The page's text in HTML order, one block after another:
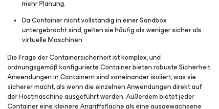
mehr Planung.
Da Container nicht vollständig in einer Sandbox
untergebracht sind, gelten sie häufig als weniger sicher als
virtuelle Maschinen.
Die Frage der Containersicherheit ist komplex, und
ordnungsgemäß konfigurierte Container bieten robuste Sicherheit.
Anwendungen in Containern sind voneinander isoliert, was sie
sicherer macht, als wenn die einzelnen Anwendungen direkt auf
der Hostmaschine ausgeführt werden. Außerdem bietet jeder
Container eine kleinere Angriffsfläche als eine ausgewachsene